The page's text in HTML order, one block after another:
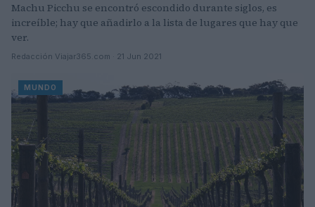
Machu Picchu se encontró escondido durante siglos, es
increíble; hay que añadirlo a la lista de lugares que hay que
ver.
Redacción Viajar365.com · 21 Jun 2021
MUNDO